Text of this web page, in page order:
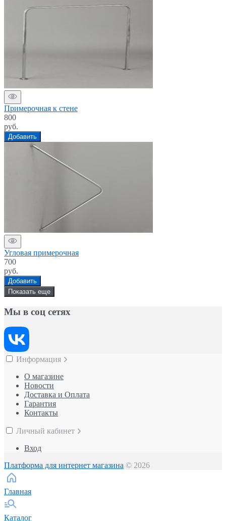
Примерочная к стене
800
руб.
Добавить
Угловая примерочная
700
руб.
Добавить
Показать еще
Мы в соц сетях
Информация
О магазине
Новости
Доставка и Оплата
Гарантия
Контакты
Личный кабинет
Вход
Платформа для интернет магазина © 2026
Главная
Каталог